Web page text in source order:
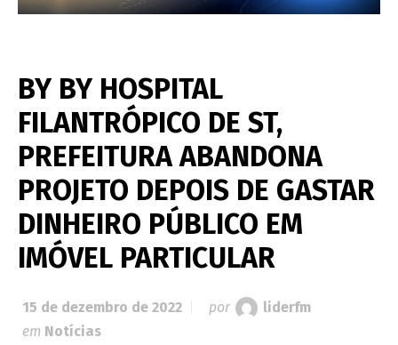
BY BY HOSPITAL
FILANTRÓPICO DE ST,
PREFEITURA ABANDONA
PROJETO DEPOIS DE GASTAR
DINHEIRO PÚBLICO EM
IMÓVEL PARTICULAR
15 de dezembro de 2022 por
liderfm
em Notícias